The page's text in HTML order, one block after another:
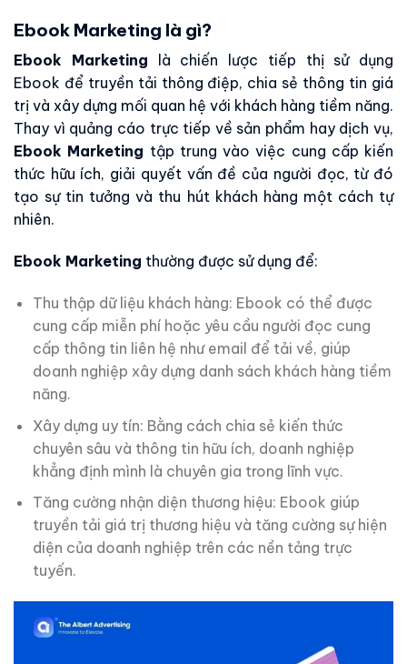
Ebook Marketing là gì?
Ebook Marketing là chiến lược tiếp thị sử dụng
Ebook để truyền tải thông điệp, chia sẻ thông tin giá
trị và xây dựng mối quan hệ với khách hàng tiềm năng.
Thay vì quảng cáo trực tiếp về sản phẩm hay dịch vụ,
Ebook Marketing tập trung vào việc cung cấp kiến
thức hữu ích, giải quyết vấn đề của người đọc, từ đó
tạo sự tin tưởng và thu hút khách hàng một cách tự
nhiên.
Ebook Marketing thường được sử dụng để:
Thu thập dữ liệu khách hàng: Ebook có thể được
cung cấp miễn phí hoặc yêu cầu người đọc cung
cấp thông tin liên hệ như email để tải về, giúp
doanh nghiệp xây dựng danh sách khách hàng tiềm
năng.
Xây dựng uy tín: Bằng cách chia sẻ kiến thức
chuyên sâu và thông tin hữu ích, doanh nghiệp
khẳng định mình là chuyên gia trong lĩnh vực.
Tăng cường nhận diện thương hiệu: Ebook giúp
truyền tải giá trị thương hiệu và tăng cường sự hiện
diện của doanh nghiệp trên các nền tảng trực
tuyến.